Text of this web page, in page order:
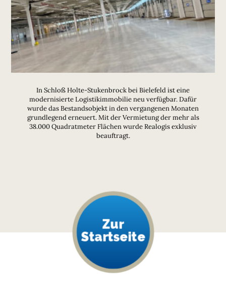
In Schloß Holte-Stukenbrock bei Bielefeld ist eine
modernisierte Logistikimmobilie neu verfügbar. Dafür
wurde das Bestandsobjekt in den vergangenen Monaten
grundlegend erneuert. Mit der Vermietung der mehr als
38.000 Quadratmeter Flächen wurde Realogis exklusiv
beauftragt.
Zur
Startseite